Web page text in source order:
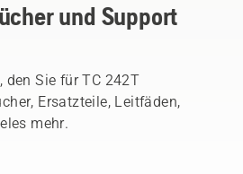
und Support
den Sie für TC 242T
Ersatzteile, Leitfäden,
mehr.